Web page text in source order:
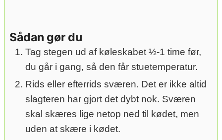
Sådan gør du
Tag stegen ud af køleskabet ½-1 time før,
du går i gang, så den får stuetemperatur.
Rids eller efterrids sværen. Det er ikke altid
slagteren har gjort det dybt nok. Sværen
skal skæres lige netop ned til kødet, men
uden at skære i kødet.